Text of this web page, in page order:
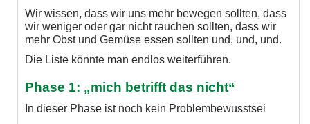
Wir wissen, dass wir uns mehr bewegen sollten, dass
wir weniger oder gar nicht rauchen sollten, dass wir
mehr Obst und Gemüse essen sollten und, und, und.
Die Liste könnte man endlos weiterführen.
Phase 1: „mich betrifft das nicht“
In dieser Phase ist noch kein Problembewusstsei